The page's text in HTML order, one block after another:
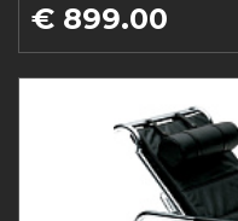
€ 899.00